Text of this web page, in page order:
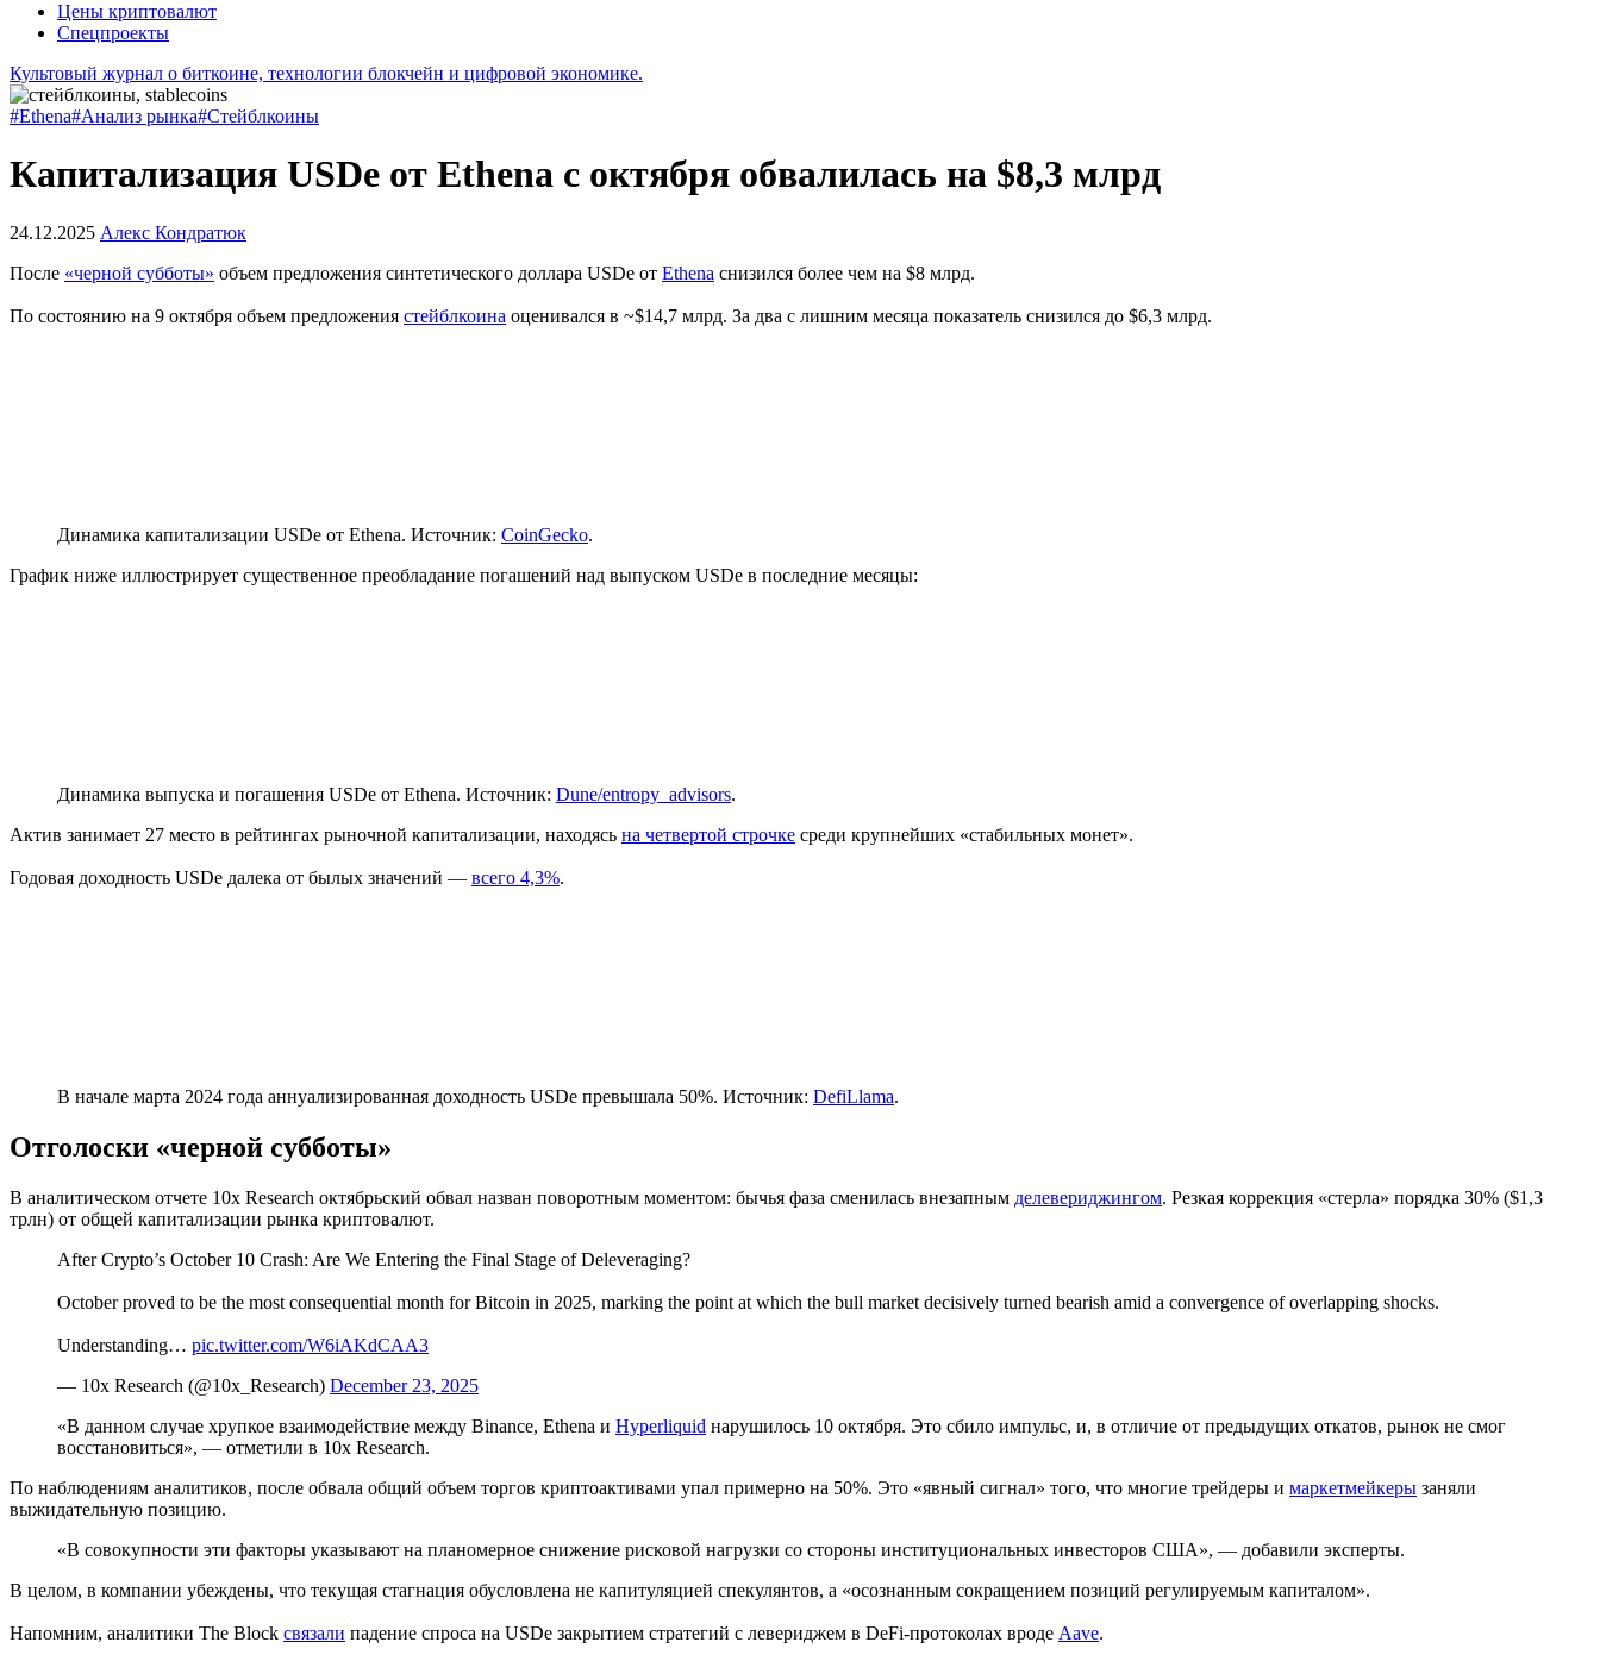
Цены криптовалют
Спецпроекты
Культовый журнал о биткоине, технологии блокчейн и цифровой экономике.
#Ethena#Анализ рынка#Стейблкоины
Капитализация USDe от Ethena с октября обвалилась на $8,3 млрд
24.12.2025 Алекс Кондратюк
После «черной субботы» объем предложения синтетического доллара USDe от Ethena снизился более чем на $8 млрд.
По состоянию на 9 октября объем предложения стейблкоина оценивался в ~$14,7 млрд. За два с лишним месяца показатель снизился до $6,3 млрд.
Динамика капитализации USDe от Ethena. Источник: CoinGecko.
График ниже иллюстрирует существенное преобладание погашений над выпуском USDe в последние месяцы:
Динамика выпуска и погашения USDe от Ethena. Источник: Dune/entropy_advisors.
Актив занимает 27 место в рейтингах рыночной капитализации, находясь на четвертой строчке среди крупнейших «стабильных монет».
Годовая доходность USDe далека от былых значений — всего 4,3%.
В начале марта 2024 года аннуализированная доходность USDe превышала 50%. Источник: DefiLlama.
Отголоски «черной субботы»
В аналитическом отчете 10x Research октябрьский обвал назван поворотным моментом: бычья фаза сменилась внезапным делевериджингом. Резкая коррекция «стерла» порядка 30% ($1,3
трлн) от общей капитализации рынка криптовалют.
After Crypto’s October 10 Crash: Are We Entering the Final Stage of Deleveraging?
October proved to be the most consequential month for Bitcoin in 2025, marking the point at which the bull market decisively turned bearish amid a convergence of overlapping shocks.
Understanding… pic.twitter.com/W6iAKdCAA3
— 10x Research (@10x_Research) December 23, 2025
«В данном случае хрупкое взаимодействие между Binance, Ethena и Hyperliquid нарушилось 10 октября. Это сбило импульс, и, в отличие от предыдущих откатов, рынок не смог
восстановиться», — отметили в 10x Research.
По наблюдениям аналитиков, после обвала общий объем торгов криптоактивами упал примерно на 50%. Это «явный сигнал» того, что многие трейдеры и маркетмейкеры заняли
выжидательную позицию.
«В совокупности эти факторы указывают на планомерное снижение рисковой нагрузки со стороны институциональных инвесторов США», — добавили эксперты.
В целом, в компании убеждены, что текущая стагнация обусловлена не капитуляцией спекулянтов, а «осознанным сокращением позиций регулируемым капиталом».
Напомним, аналитики The Block связали падение спроса на USDe закрытием стратегий с левериджем в DeFi-протоколах вроде Aave.